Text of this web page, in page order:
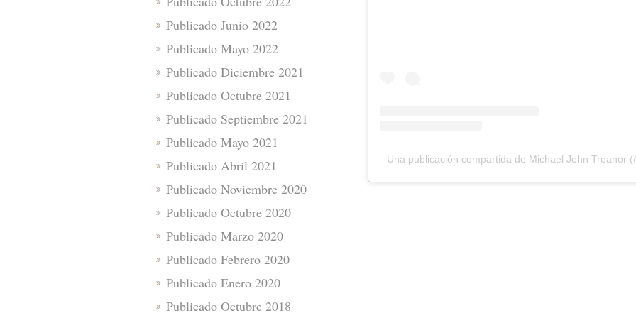
Una publicación compartida de Michael John Treanor
Publicado Junio 2022
Publicado Mayo 2022
Publicado Diciembre 2021
Publicado Octubre 2021
Publicado Septiembre 2021
Publicado Mayo 2021
Publicado Abril 2021
Publicado Noviembre 2020
Publicado Octubre 2020
Publicado Marzo 2020
Publicado Febrero 2020
Publicado Enero 2020
Publicado Octubre 2018